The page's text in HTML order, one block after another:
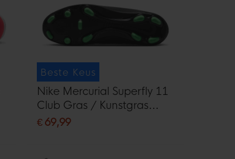
Beste Keus
Nike Mercurial Superfly 11
Club Gras / Kunstgras
Voetbalschoenen (MG)
€ 69,99